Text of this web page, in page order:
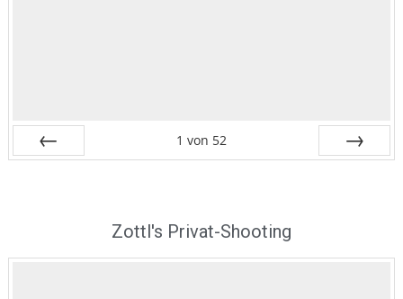
1 von 52
Zottl's Privat-Shooting